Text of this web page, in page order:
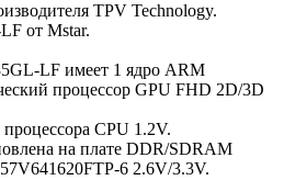
TPV Technology.
от Mstar.
LF имеет 1 ядро ARM
процессор GPU FHD 2D/3D
CPU 1.2V.
на плате DDR/SDRAM
6 2.6V/3.3V.